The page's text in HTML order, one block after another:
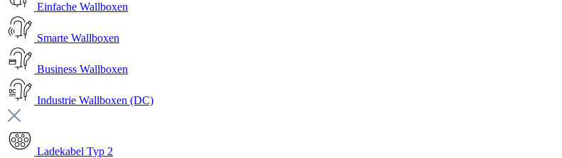
Einfache Wallboxen
Smarte Wallboxen
Business Wallboxen
Industrie Wallboxen (DC)
Ladekabel Typ 2